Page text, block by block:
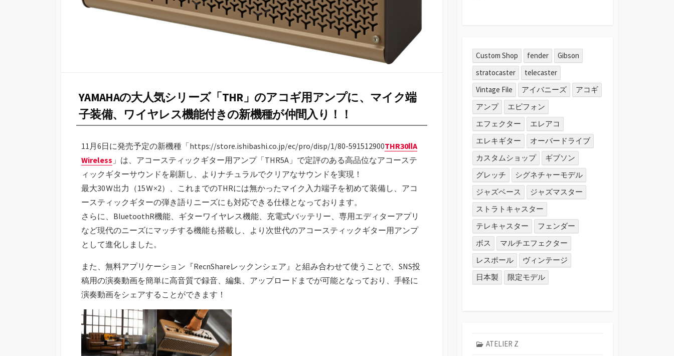
YAMAHAの大人気シリーズ「THR」のアコギ用アンプに、マイク端
子装備、ワイヤレス機能付きの新機種が仲間入り！！
11月6日に発売予定の新機種「https://store.ishibashi.co.jp/ec/pro/disp/1/80-591512900THR30ⅡA
Wireless 」は、アコースティックギター用アンプ「THR5A」で定評のある高品位なアコーステ
ィックギターサウンドを刷新し、よりナチュラルでクリアなサウンドを実現！
最大30Ｗ出力（15Ｗ×2）、これまでのTHRには無かったマイク入力端子を初めて装備し、アコ
ースティックギターの弾き語りニーズにも対応できる仕様となっております。
さらに、BluetoothR機能、ギターワイヤレス機能、充電式バッテリー、専用エディターアプリ
など現代のニーズにマッチする機能も搭載し、より次世代のアコースティックギター用アンプ
として進化しました。
また、無料アプリケーション『RecnShareレックンシェア』と組み合わせて使うことで、SNS投
稿用の演奏動画を簡単に高音質で録音、編集、アップロードまでが可能となっており、手軽に
演奏動画をシェアすることができます！
Custom Shop fender
Gibson
stratocaster
telecaster
Vintage File
アイバニーズ
アコギ
アンプ
エピフォン
エフェクター
エレアコ
エレキギター
オーバードライブ
カスタムショップ
ギブソン
グレッチ
シグネチャーモデル
ジャズベース
ジャズマスター
ストラトキャスター
テレキャスター
フェンダー
ボス
マルチエフェクター
レスポール
ヴィンテージ
日本製
限定モデル
ATELIER Z